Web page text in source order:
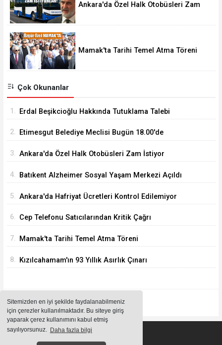
Sitemizden en iyi şekilde faydalanabilmeniz
için çerezler kullanılmaktadır. Bu siteye giriş
yaparak çerez kullanımını kabul etmiş
sayılıyorsunuz. Daha fazla bilgi
Ankara'da Özel Halk Otobüsleri Zam
Mamak'ta Tarihi Temel Atma Töreni
Çok Okunanlar
1. Erdal Beşikcioğlu Hakkında Tutuklama Talebi
2. Etimesgut Belediye Meclisi Bugün 18.00'de
3. Ankara'da Özel Halk Otobüsleri Zam İstiyor
4. Batıkent Alzheimer Sosyal Yaşam Merkezi Açıldı
5. Ankara'da Hafriyat Ücretleri Kontrol Edilemiyor
6. Cep Telefonu Satıcılarından Kritik Çağrı
7. Mamak'ta Tarihi Temel Atma Töreni
8. Kızılcahamam'ın 93 Yıllık Asırlık Çınarı